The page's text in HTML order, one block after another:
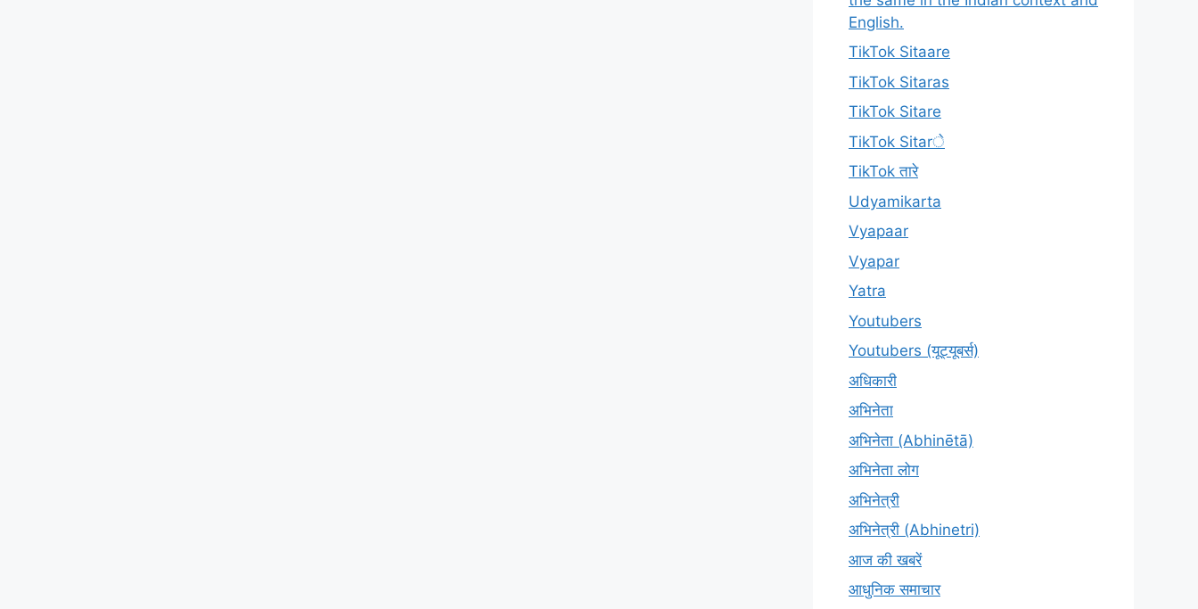
English.
TikTok Sitaare
TikTok Sitaras
TikTok Sitare
TikTok Sitarे
TikTok तारे
Udyamikarta
Vyapaar
Vyapar
Yatra
Youtubers
Youtubers (यूट्यूबर्स)
अधिकारी
अभिनेता
अभिनेता (Abhinētā)
अभिनेता लोग
अभिनेत्री
अभिनेत्री (Abhinetri)
आज की खबरें
आधुनिक समाचार